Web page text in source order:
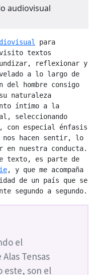
audiovisual
para
textos
reflexionar y
a lo largo de
hombre consigo
naturaleza
íntimo a la
seleccionando
con especial énfasis
hacen sentir, lo
en nuestra conducta.
texto, es parte de
, y que me acompaña
de un país que se
segundo a segundo.
el
Tensas
este, son el